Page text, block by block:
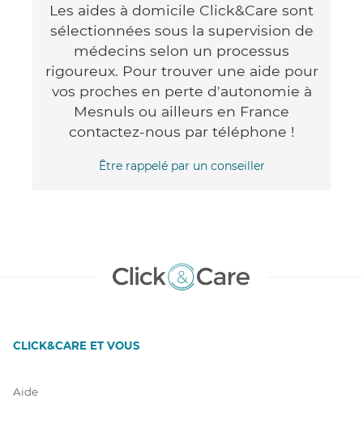
Les aides à domicile Click&Care sont
sélectionnées sous la supervision de
médecins selon un processus
rigoureux. Pour trouver une aide pour
vos proches en perte d'autonomie à
Mesnuls ou ailleurs en France
contactez-nous par téléphone !
Être rappelé par un conseiller
CLICK&CARE ET VOUS
Aide